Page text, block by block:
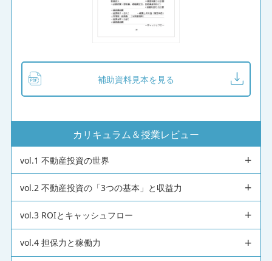
補助資料見本を見る
カリキュラム＆授業レビュー
vol.1 不動産投資の世界
vol.2 不動産投資の「3つの基本」と収益力
vol.3 ROIとキャッシュフロー
vol.4 担保力と稼働力